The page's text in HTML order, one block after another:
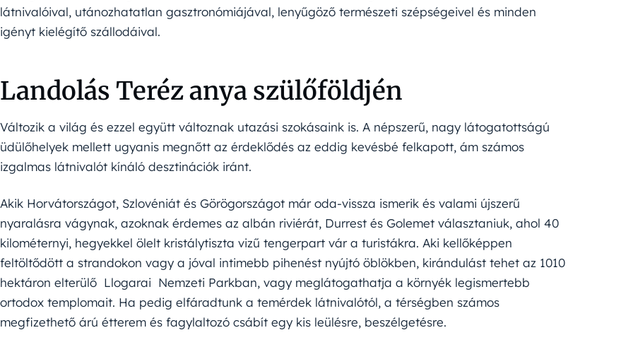
látnivalóival, utánozhatatlan gasztronómiájával, lenyűgöző természeti szépségeivel és minden
igényt kielégítő szállodáival.
Landolás Teréz anya szülőföldjén
Változik a világ és ezzel együtt változnak utazási szokásaink is. A népszerű, nagy látogatottságú
üdülőhelyek mellett ugyanis megnőtt az érdeklődés az eddig kevésbé felkapott, ám számos
izgalmas látnivalót kínáló desztinációk iránt.
Akik Horvátországot, Szlovéniát és Görögországot már oda-vissza ismerik és valami újszerű
nyaralásra vágynak, azoknak érdemes az albán riviérát, Durrest és Golemet választaniuk, ahol 40
kilométernyi, hegyekkel ölelt kristálytiszta vizű tengerpart vár a turistákra. Aki kellőképpen
feltöltődött a strandokon vagy a jóval intimebb pihenést nyújtó öblökben, kirándulást tehet az 1010
hektáron elterülő Llogarai Nemzeti Parkban, vagy meglátogathatja a környék legismertebb
ortodox templomait. Ha pedig elfáradtunk a temérdek látnivalótól, a térségben számos
megfizethető árú étterem és fagylaltozó csábít egy kis leülésre, beszélgetésre.